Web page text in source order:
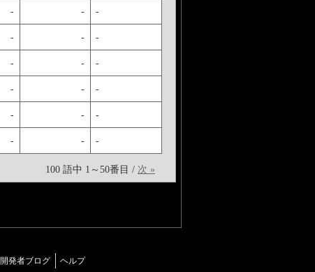
- - -
- - -
- - -
- - -
- - -
- - -
100 語中 1～50番目 / 次 »
開発者ブログ ヘルプ